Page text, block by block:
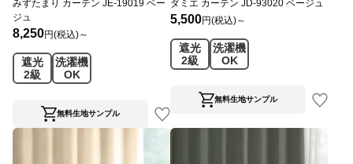
みずたまり カーテン JE-19019 ベー
ジュ
8,250円(税込)～
遮光
2級
洗濯機
OK
無料生地サンプル
ダミエ カーテン JD-93020 ベージュ
5,500円(税込)～
遮光
2級
洗濯機
OK
無料生地サンプル